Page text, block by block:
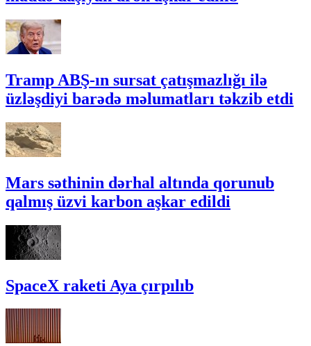
Tramp ABŞ-ın sursat çatışmazlığı ilə
üzləşdiyi barədə məlumatları təkzib etdi
Mars səthinin dərhal altında qorunub
qalmış üzvi karbon aşkar edildi
SpaceX raketi Aya çırpılıb